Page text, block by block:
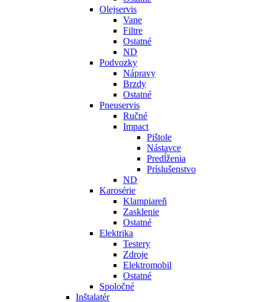
Olejservis
Vane
Filtre
Ostatné
ND
Podvozky
Nápravy
Brzdy
Ostatné
Pneuservis
Ručné
Impact
Pištole
Nástavce
Predĺženia
Príslušenstvo
ND
Karosérie
Klampiareň
Zasklenie
Ostatné
Elektrika
Testery
Zdroje
Elektromobil
Ostatné
Spoločné
Inštalatér